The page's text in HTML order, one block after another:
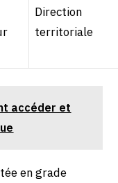
Direction
territoriale
accéder et
en grade